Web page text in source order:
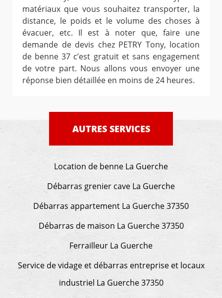
matériaux que vous souhaitez transporter, la
distance, le poids et le volume des choses à
évacuer, etc. Il est à noter que, faire une
demande de devis chez PETRY Tony, location
de benne 37 c’est gratuit et sans engagement
de votre part. Nous allons vous envoyer une
réponse bien détaillée en moins de 24 heures.
AUTRES SERVICES
Location de benne La Guerche
Débarras grenier cave La Guerche
Débarras appartement La Guerche 37350
Débarras de maison La Guerche 37350
Ferrailleur La Guerche
Service de vidage et débarras entreprise et locaux
industriel La Guerche 37350